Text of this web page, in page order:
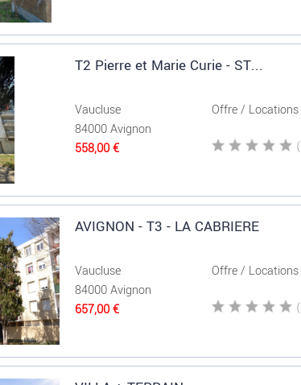
T2 Pierre et Marie Curie - ST...
Vaucluse
84000 Avignon
558,00 €
Offre / Locations
AVIGNON - T3 - LA CABRIERE
Vaucluse
84000 Avignon
657,00 €
Offre / Locations